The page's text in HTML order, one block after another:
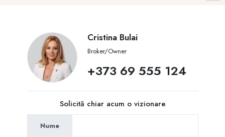
Cristina Bulai
Broker/Owner
+373 69 555 124
Solicită chiar acum o vizionare
Nume